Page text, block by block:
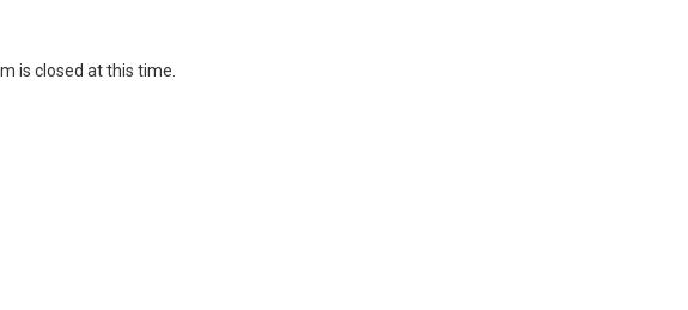
is closed at this time.